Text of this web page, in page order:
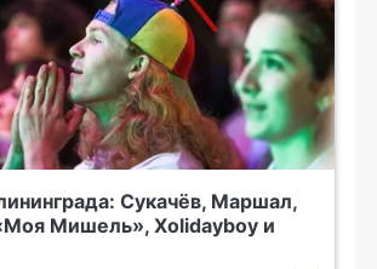
Сукачёв, Маршал,
Мишель», Xolidayboy и